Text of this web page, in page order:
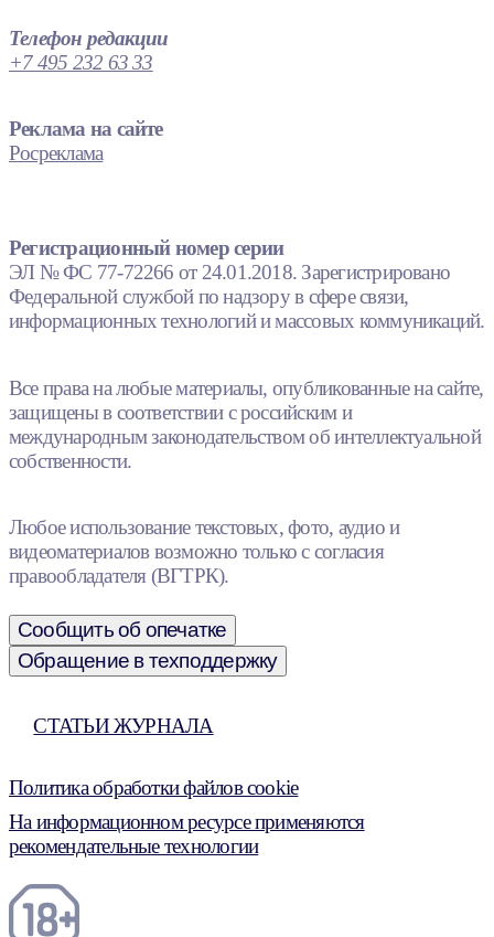
Телефон редакции
+7 495 232 63 33
Реклама на сайте
Росреклама
Регистрационный номер серии
ЭЛ № ФС 77-72266 от 24.01.2018. Зарегистрировано
Федеральной службой по надзору в сфере связи,
информационных технологий и массовых коммуникаций.
Все права на любые материалы, опубликованные на сайте,
защищены в соответствии с российским и
международным законодательством об интеллектуальной
собственности.
Любое использование текстовых, фото, аудио и
видеоматериалов возможно только с согласия
правообладателя (ВГТРК).
Сообщить об опечатке
Обращение в техподдержку
СТАТЬИ ЖУРНАЛА
Политика обработки файлов cookie
На информационном ресурсе применяются
рекомендательные технологии